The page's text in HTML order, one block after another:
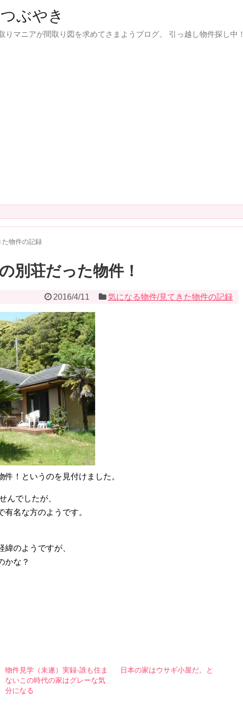
ぶやき
りマニアが間取り図を求めてさまようブログ。 引っ越し物件探し中！
た物件の記録
別荘だった物件！
2016/4/11 気になる物件/見てきた物件の記録
！というのを見付けました。
んでしたが、
有名な方のようです。
のようですが、
かな？
物件見学（未遂）実録-誰も住ま
ないこの時代の家はグレーな気
分になる
日本の家はウサギ小屋だ。と